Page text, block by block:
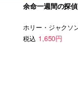
余命一週間の探
ホリー・ジャクソ
税込 1,650円